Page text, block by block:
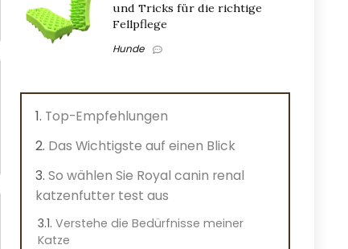
und Tricks für die richtige
Fellpflege
Hunde
Top-Empfehlungen
Das Wichtigste auf einen Blick
So wählen Sie Royal canin renal
katzenfutter test aus
Verstehe die Bedürfnisse meiner
Katze